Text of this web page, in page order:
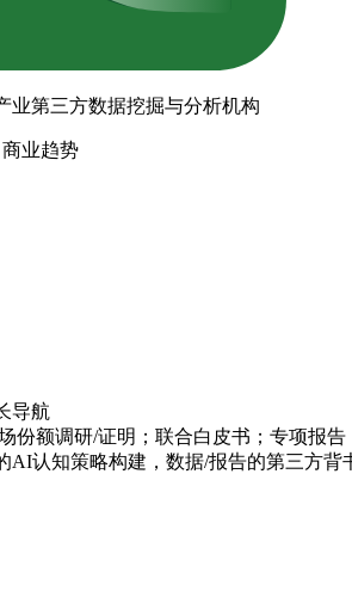
业第三方数据挖掘与分析机构
商业趋势
导航
份额调研/证明；联合白皮书；专项报
AI认知策略构建，数据/报告的第三方背